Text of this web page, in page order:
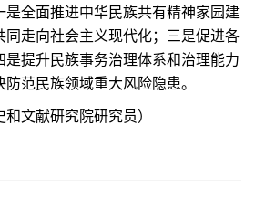
是全面推进中华民族共有精神家园建
同走向社会主义现代化；三是促进各
是提升民族事务治理体系和治理能力
范民族领域重大风险隐患。
文献研究院研究员）